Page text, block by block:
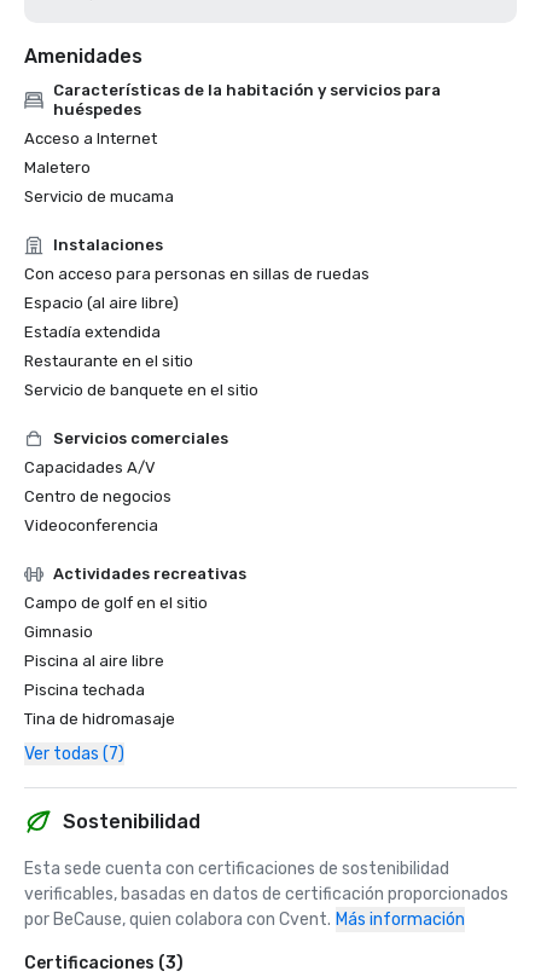
Amenidades
Características de la habitación y servicios para
huéspedes
Acceso a Internet
Maletero
Servicio de mucama
Instalaciones
Con acceso para personas en sillas de ruedas
Espacio (al aire libre)
Estadía extendida
Restaurante en el sitio
Servicio de banquete en el sitio
Servicios comerciales
Capacidades A/V
Centro de negocios
Videoconferencia
Actividades recreativas
Campo de golf en el sitio
Gimnasio
Piscina al aire libre
Piscina techada
Tina de hidromasaje
Ver todas (7)
Sostenibilidad
Esta sede cuenta con certificaciones de sostenibilidad
verificables, basadas en datos de certificación proporcionados
por BeCause, quien colabora con Cvent. Más información
Certificaciones (3)